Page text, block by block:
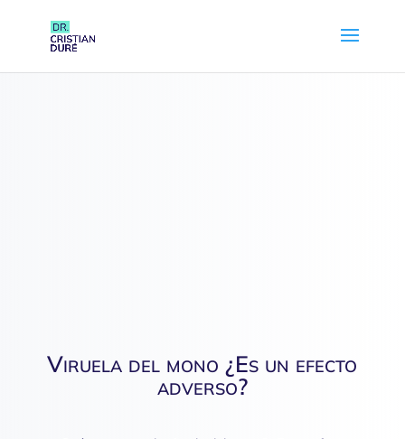
Viruela del mono ¿Es un efecto
adverso?